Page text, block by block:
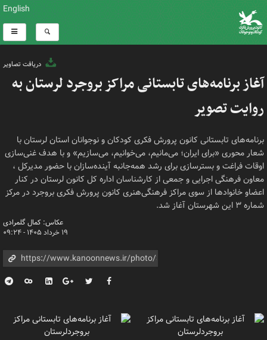
English
دریافت تصاویر
آغاز برنامه‌های تابستانی مراکز بروجرد لرستان به
روایت تصویر
برنامه‌های تابستانی کانون پرورش فکری کودکان و نوجوانان استان لرستان با
شعار محوری «برای ایران؛ می‌مانیم، می‌خوانیم، می‌سازیم» و با هدف غنی‌سازی
اوقات فراغت و بسترسازی برای رشد همه‌جانبه آینده‌سازان با حضور مدیرکل ،
معاون فرهنگی اجرایی و جمعی از کارشناسان اداره کل کانون لرستان در کنار
اعضاو خانوادها از سوی مراکز فرهنگی‌هنری کانون پرورش فکری بروجرد در مرکز
شماره ۳ این شهرستان آغاز شد.
عکاس: کمال گلمرادی
۱۹ خرداد ۱۴۰۵ - ۰۹:۲۴